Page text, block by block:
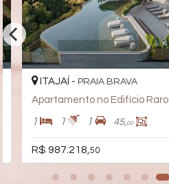
Pet Care
Automação Predial
Piscina Infantil
Câmeras de Segurança
Elevador
Pet Place
Coworking
Sala de Reunião
Entrada para Banhistas
Acessibilidade para PNE
ITAJAÍ - PRAIA BRAVA
Apartamento no Edifício Raro
1 1 1 45,00
R$ 987.218, 50